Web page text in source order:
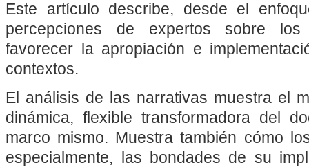
Este artículo describe, desde el
percepciones de expertos sobre
favorecer la apropiación e
contextos.
El análisis de las narrativas muestra el
dinámica, flexible transformadora del
marco mismo. Muestra también cómo
especialmente, las bondades de su